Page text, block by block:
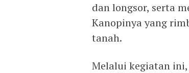
dan longsor, serta
Kanopinya yang
tanah.
Melalui kegiatan